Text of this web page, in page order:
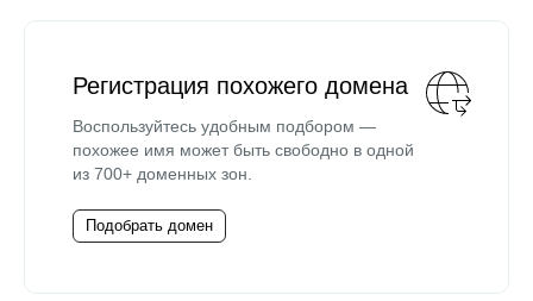
Регистрация похожего домена
Воспользуйтесь удобным подбором —
похожее имя может быть свободно в одной
из 700+ доменных зон.
Подобрать домен